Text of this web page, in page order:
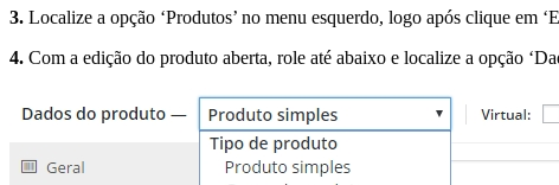
3. Localize a opção ‘Produtos’ no menu esquerdo, logo após clique em
4. Com a edição do produto aberta, role até abaixo e localize a opção